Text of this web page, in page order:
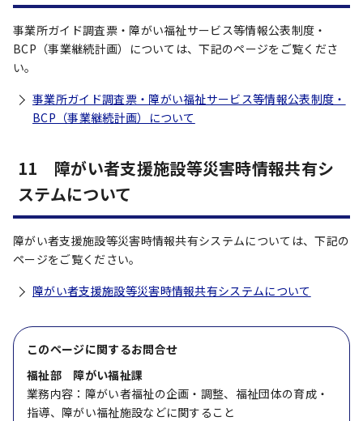
事業所ガイド調査票・障がい福祉サービス等情報公表制度・
BCP（事業継続計画）については、下記のページをご覧くださ
い。
事業所ガイド調査票・障がい福祉サービス等情報公表制度・
BCP（事業継続計画）について
11 障がい者支援施設等災害時情報共有シ
ステムについて
障がい者支援施設等災害時情報共有システムについては、下記の
ページをご覧ください。
障がい者支援施設等災害時情報共有システムについて
このページに関するお問合せ
福祉部 障がい福祉課
業務内容：障がい者福祉の企画・調整、福祉団体の育成・
指導、障がい福祉施設などに関すること